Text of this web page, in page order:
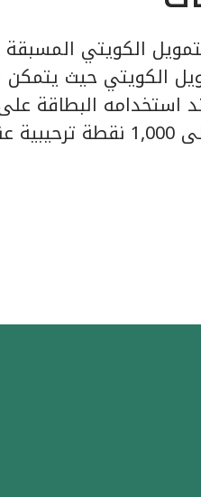
الكويتي
بقيمة 1 د.ك عند استخدامه